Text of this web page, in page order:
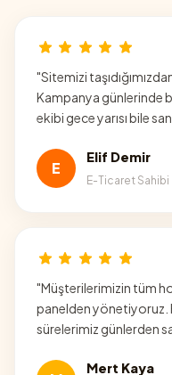
"Sitemizi
Kampanya günlerinde
ekibi gece yarısı bile
E
Elif Demir
E-Ticaret Sahibi
"Müşterilerimizin tüm
panelden yönetiyoruz.
sürelerimiz günlerden
Mert Kaya